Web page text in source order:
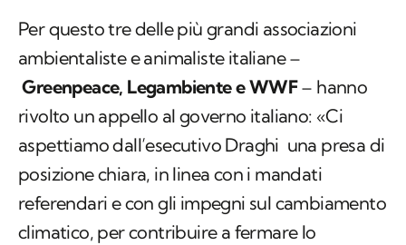
Per questo tre delle più grandi associazioni
ambientaliste e animaliste italiane –
Greenpeace, Legambiente e WWF– hanno
rivolto un appello al governo italiano: «Ci
aspettiamo dall’esecutivo Draghi una presa di
posizione chiara, in linea con i mandati
referendari e con gli impegni sul cambiamento
climatico, per contribuire a fermare lo